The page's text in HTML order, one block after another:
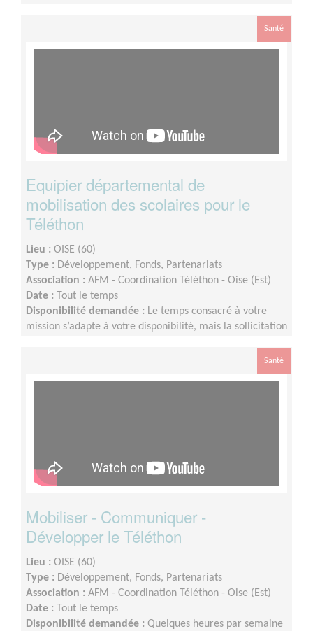
Santé
Equipier départemental de
mobilisation des scolaires pour le
Téléthon
Lieu : OISE (60)
Type : Développement, Fonds, Partenariats
Association : AFM - Coordination Téléthon - Oise (Est)
Date :
Tout le temps
Disponibilité demandée : Le temps consacré à votre
mission s’adapte à votre disponibilité, mais la sollicitation
Santé
Mobiliser - Communiquer -
Développer le Téléthon
Lieu : OISE (60)
Type : Développement, Fonds, Partenariats
Association : AFM - Coordination Téléthon - Oise (Est)
Date :
Tout le temps
Disponibilité demandée : Quelques heures par semaine